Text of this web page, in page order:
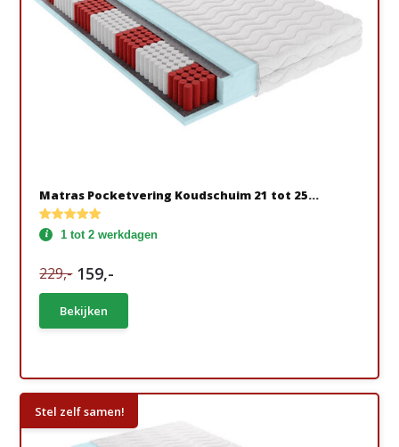
Matras Pocketvering Koudschuim 21 tot 25...
1 tot 2 werkdagen
229,- 159,-
Bekijken
Stel zelf samen!